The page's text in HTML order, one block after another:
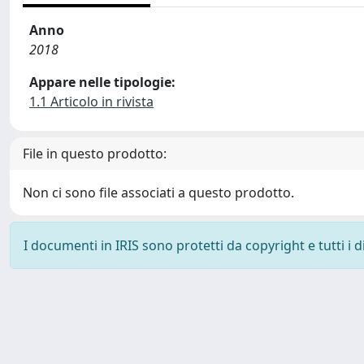
Anno
2018
Appare nelle tipologie:
1.1 Articolo in rivista
File in questo prodotto:
Non ci sono file associati a questo prodotto.
I documenti in IRIS sono protetti da copyright e tutti i